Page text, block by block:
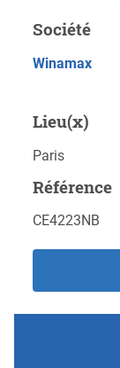
Société
Winamax
Lieu(x)
Paris
Référence
CE4223NB